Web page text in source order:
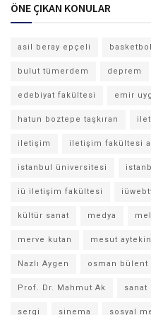
ÖNE ÇIKAN KONULAR
asil beray epçeli basketbol
bulut tümerdem deprem
edebiyat fakültesi emir
hatun boztepe taşkıran
iletişim iletişim fakültesi
istanbul üniversitesi
iü iletişim fakültesi
kültür sanat medya
merve kutan mesut aytekin
Nazlı Aygen osman bülent
Prof. Dr. Mahmut Ak sanat
sergi sinema sosyal